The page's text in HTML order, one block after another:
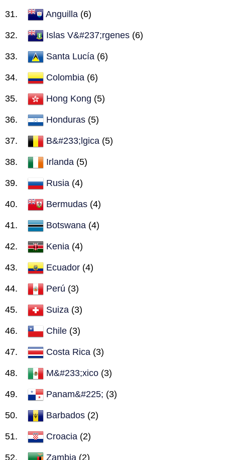
Anguilla (6)
Islas V&#237;rgenes (6)
Santa Lucía (6)
Colombia (6)
Hong Kong (5)
Honduras (5)
B&#233;lgica (5)
Irlanda (5)
Rusia (4)
Bermudas (4)
Botswana (4)
Kenia (4)
Ecuador (4)
Perú (3)
Suiza (3)
Chile (3)
Costa Rica (3)
M&#233;xico (3)
Panam&#225; (3)
Barbados (2)
Croacia (2)
Zambia (2)